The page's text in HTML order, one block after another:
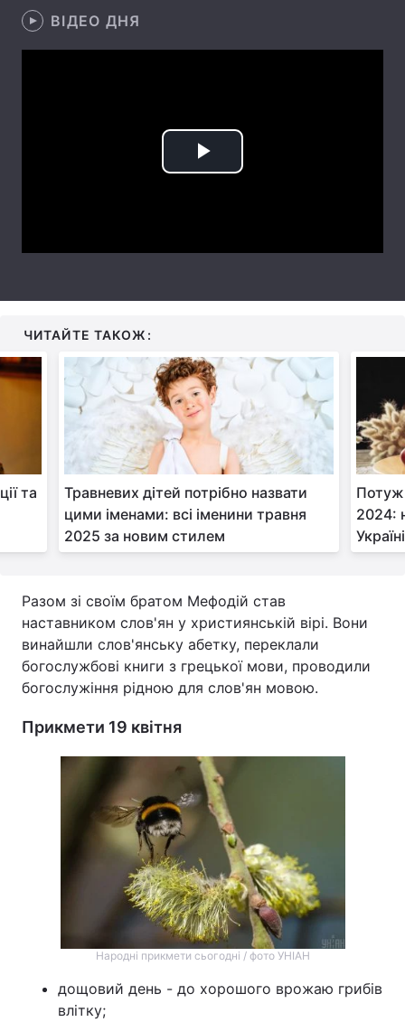
ВІДЕО ДНЯ
Play
ЧИТАЙТЕ ТАКОЖ:
та
Травневих дітей потрібно назвати
цими іменами: всі іменини травня
2025 за новим стилем
2024:
Україні
Разом зі своїм братом Мефодій став
наставником слов'ян у християнській вірі. Вони
винайшли слов'янську абетку, переклали
богослужбові книги з грецької мови, проводили
богослужіння рідною для слов'ян мовою.
Прикмети 19 квітня
Народні прикмети сьогодні / фото УНІАН
дощовий день - до хорошого врожаю грибів
влітку;